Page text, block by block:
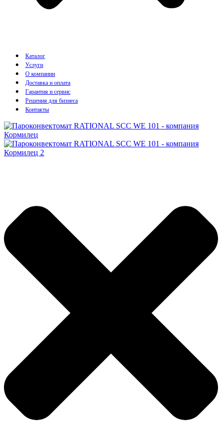
Каталог
Услуги
О компании
Доставка и оплата
Гарантия и сервис
Решения для бизнеса
Контакты